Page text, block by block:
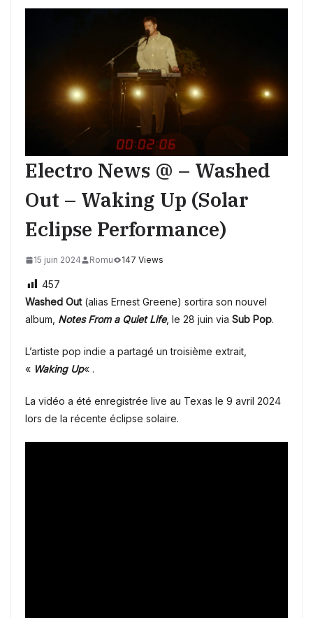
Electro News @ – Washed
Out – Waking Up (Solar
Eclipse Performance)
15 juin 2024 Romu 147 Views
457
Washed Out(alias Ernest Greene) sortira son nouvel
album, Notes From a Quiet Life, le 28 juin via Sub Pop.
L’artiste pop indie a partagé un troisième extrait,
« Waking Up« .
La vidéo a été enregistrée live au Texas le 9 avril 2024
lors de la récente éclipse solaire.